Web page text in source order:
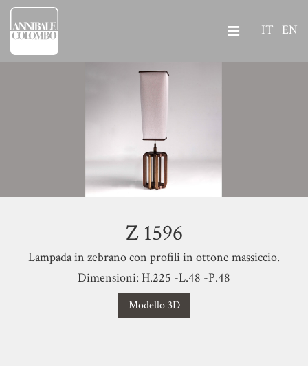
IT EN
Z 1596
Lampada in zebrano con profili in ottone massiccio.
Dimensioni: H.225 -L.48 -P.48
Modello 3D